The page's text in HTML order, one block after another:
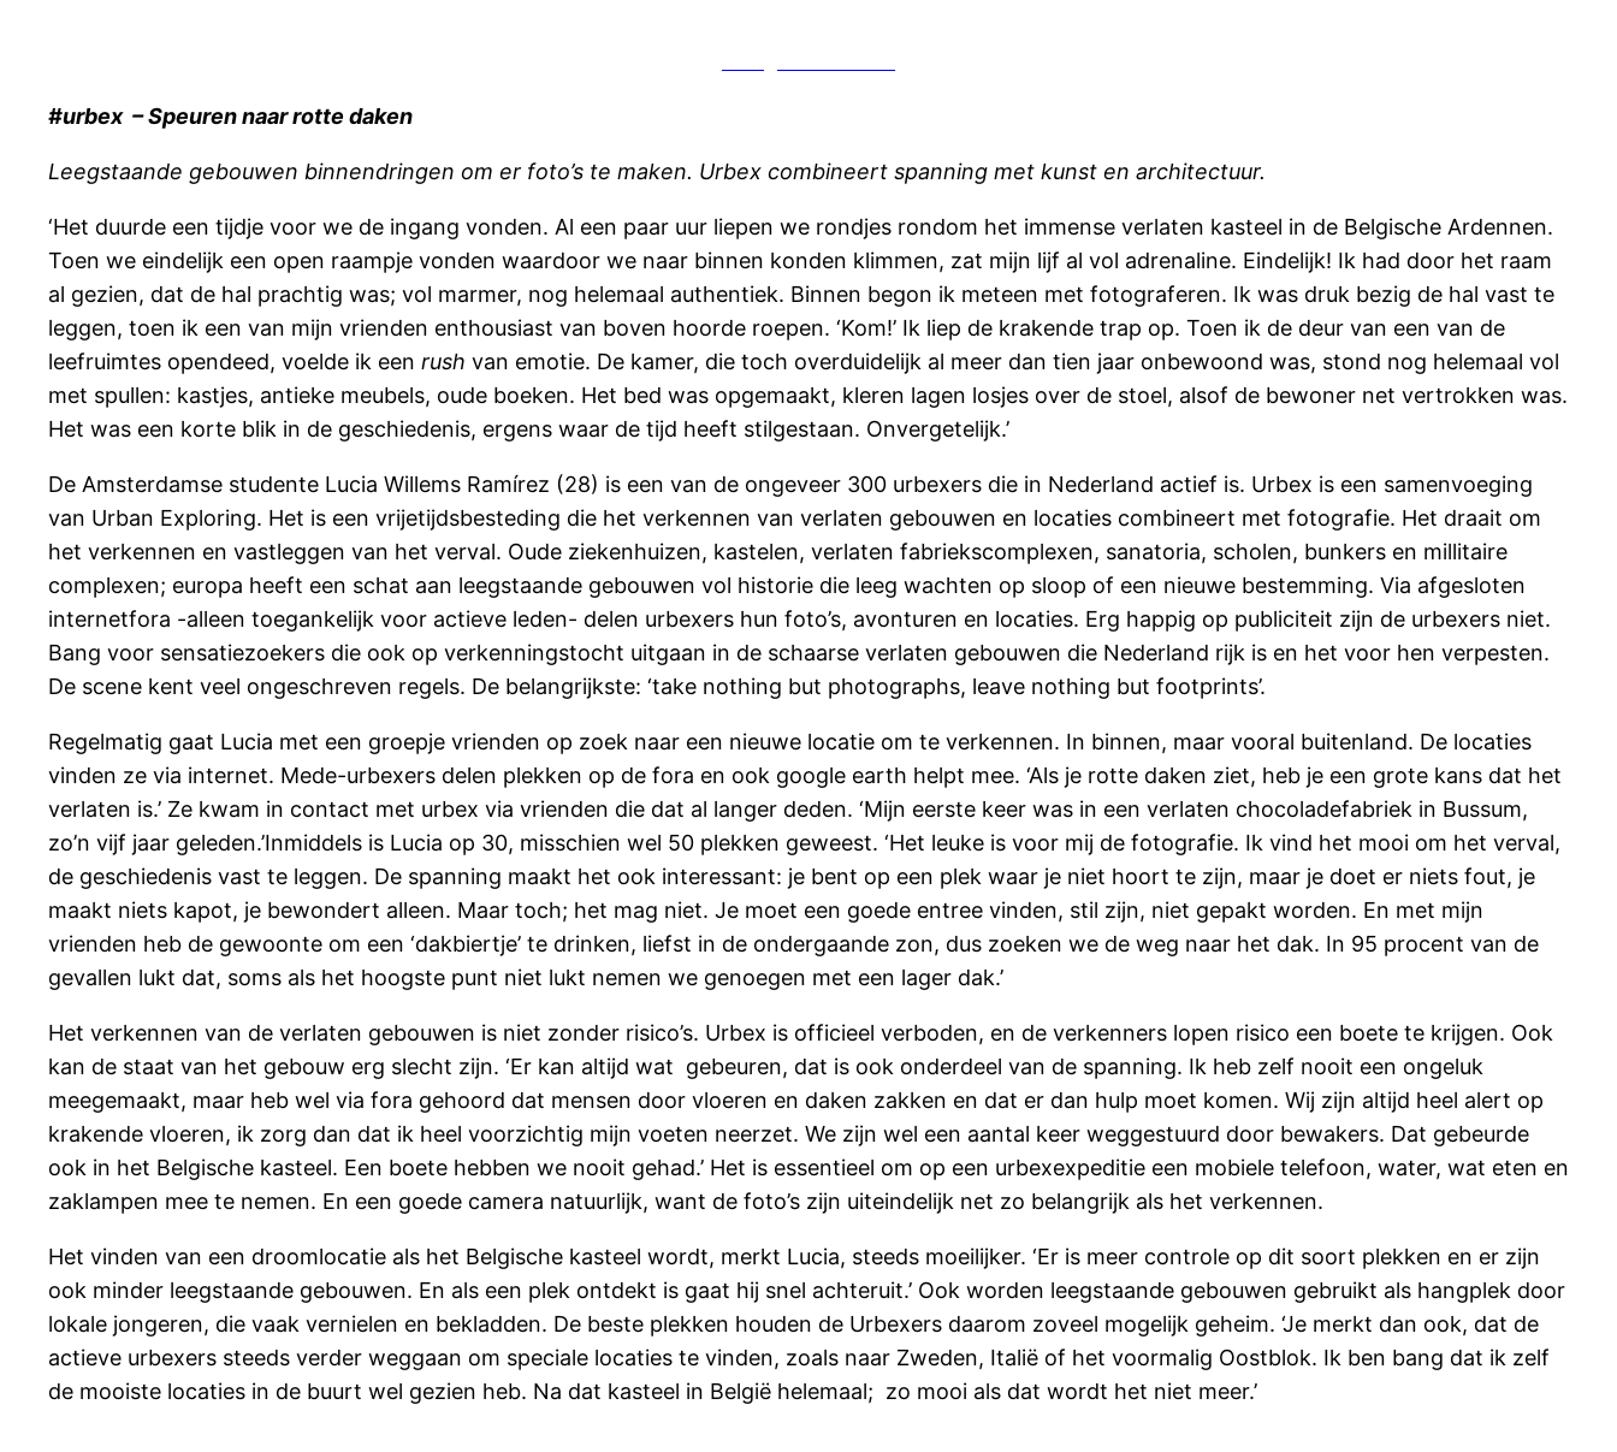
#urbex – Speuren naar rotte daken
Leegstaande gebouwen binnendringen om er foto’s te maken. Urbex combineert spanning met kunst en architectuur.
‘Het duurde een tijdje voor we de ingang vonden. Al een paar uur liepen we rondjes rondom het immense verlaten kasteel in de Belgische Ardennen.
Toen we eindelijk een open raampje vonden waardoor we naar binnen konden klimmen, zat mijn lijf al vol adrenaline. Eindelijk! Ik had door het raam
al gezien, dat de hal prachtig was; vol marmer, nog helemaal authentiek. Binnen begon ik meteen met fotograferen. Ik was druk bezig de hal vast te
leggen, toen ik een van mijn vrienden enthousiast van boven hoorde roepen. ‘Kom!’ Ik liep de krakende trap op. Toen ik de deur van een van de
leefruimtes opendeed, voelde ik een rush van emotie. De kamer, die toch overduidelijk al meer dan tien jaar onbewoond was, stond nog helemaal vol
met spullen: kastjes, antieke meubels, oude boeken. Het bed was opgemaakt, kleren lagen losjes over de stoel, alsof de bewoner net vertrokken was.
Het was een korte blik in de geschiedenis, ergens waar de tijd heeft stilgestaan. Onvergetelijk.’
De Amsterdamse studente Lucia Willems Ramírez (28) is een van de ongeveer 300 urbexers die in Nederland actief is. Urbex is een samenvoeging
van Urban Exploring. Het is een vrijetijdsbesteding die het verkennen van verlaten gebouwen en locaties combineert met fotografie. Het draait om
het verkennen en vastleggen van het verval. Oude ziekenhuizen, kastelen, verlaten fabriekscomplexen, sanatoria, scholen, bunkers en millitaire
complexen; europa heeft een schat aan leegstaande gebouwen vol historie die leeg wachten op sloop of een nieuwe bestemming. Via afgesloten
internetfora -alleen toegankelijk voor actieve leden- delen urbexers hun foto’s, avonturen en locaties. Erg happig op publiciteit zijn de urbexers niet.
Bang voor sensatiezoekers die ook op verkenningstocht uitgaan in de schaarse verlaten gebouwen die Nederland rijk is en het voor hen verpesten.
De scene kent veel ongeschreven regels. De belangrijkste: ‘take nothing but photographs, leave nothing but footprints’.
Regelmatig gaat Lucia met een groepje vrienden op zoek naar een nieuwe locatie om te verkennen. In binnen, maar vooral buitenland. De locaties
vinden ze via internet. Mede-urbexers delen plekken op de fora en ook google earth helpt mee. ‘Als je rotte daken ziet, heb je een grote kans dat het
verlaten is.’ Ze kwam in contact met urbex via vrienden die dat al langer deden. ‘Mijn eerste keer was in een verlaten chocoladefabriek in Bussum,
zo’n vijf jaar geleden.’Inmiddels is Lucia op 30, misschien wel 50 plekken geweest. ‘Het leuke is voor mij de fotografie. Ik vind het mooi om het verval,
de geschiedenis vast te leggen. De spanning maakt het ook interessant: je bent op een plek waar je niet hoort te zijn, maar je doet er niets fout, je
maakt niets kapot, je bewondert alleen. Maar toch; het mag niet. Je moet een goede entree vinden, stil zijn, niet gepakt worden. En met mijn
vrienden heb de gewoonte om een ‘dakbiertje’ te drinken, liefst in de ondergaande zon, dus zoeken we de weg naar het dak. In 95 procent van de
gevallen lukt dat, soms als het hoogste punt niet lukt nemen we genoegen met een lager dak.’
Het verkennen van de verlaten gebouwen is niet zonder risico’s. Urbex is officieel verboden, en de verkenners lopen risico een boete te krijgen. Ook
kan de staat van het gebouw erg slecht zijn. ‘Er kan altijd wat gebeuren, dat is ook onderdeel van de spanning. Ik heb zelf nooit een ongeluk
meegemaakt, maar heb wel via fora gehoord dat mensen door vloeren en daken zakken en dat er dan hulp moet komen. Wij zijn altijd heel alert op
krakende vloeren, ik zorg dan dat ik heel voorzichtig mijn voeten neerzet. We zijn wel een aantal keer weggestuurd door bewakers. Dat gebeurde
ook in het Belgische kasteel. Een boete hebben we nooit gehad.’ Het is essentieel om op een urbexexpeditie een mobiele telefoon, water, wat eten en
zaklampen mee te nemen. En een goede camera natuurlijk, want de foto’s zijn uiteindelijk net zo belangrijk als het verkennen.
Het vinden van een droomlocatie als het Belgische kasteel wordt, merkt Lucia, steeds moeilijker. ‘Er is meer controle op dit soort plekken en er zijn
ook minder leegstaande gebouwen. En als een plek ontdekt is gaat hij snel achteruit.’ Ook worden leegstaande gebouwen gebruikt als hangplek door
lokale jongeren, die vaak vernielen en bekladden. De beste plekken houden de Urbexers daarom zoveel mogelijk geheim. ‘Je merkt dan ook, dat de
actieve urbexers steeds verder weggaan om speciale locaties te vinden, zoals naar Zweden, Italië of het voormalig Oostblok. Ik ben bang dat ik zelf
de mooiste locaties in de buurt wel gezien heb. Na dat kasteel in België helemaal; zo mooi als dat wordt het niet meer.’